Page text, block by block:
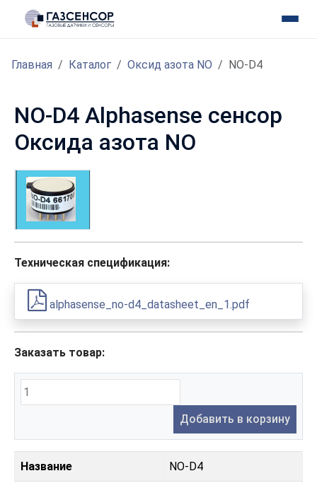
Главная Каталог Оксид азота NO NO-D4
NO-D4 Alphasense сенсор
Оксида азота NO
Техническая спецификация:
alphasense_no-d4_datasheet_en_1.pdf
Заказать товар:
Добавить в корзину
Название NO-D4